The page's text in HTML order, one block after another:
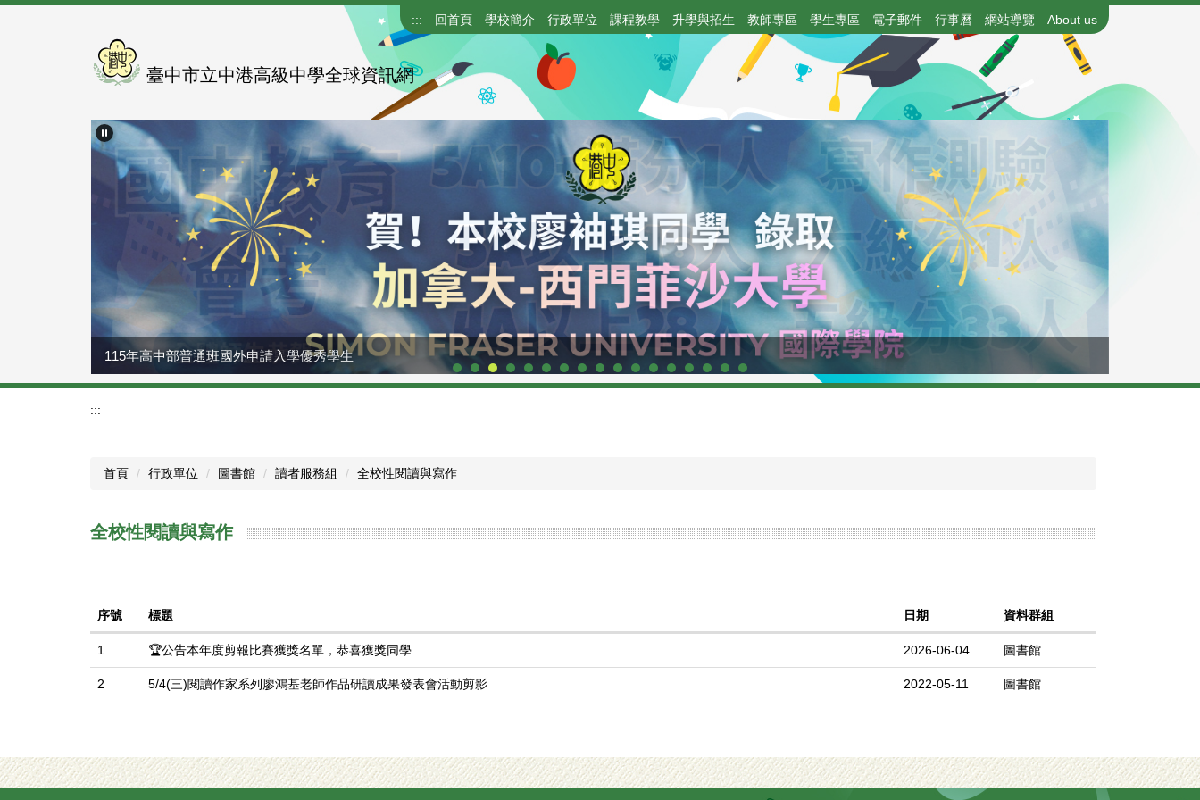
臺中市立中港高級中學全球資訊網
::: 回首頁 學校簡介 行政單位 課程教學 升學與招生 教師專區 學生專區 電子郵件 行事曆 網站導覽 About us
115年高中部普通班國外申請入學優秀學生
:::
首頁 行政單位 圖書館 讀者服務組 全校性閱讀與寫作
全校性閱讀與寫作
序號 標題 日期 資料群組
1 🏆公告本年度剪報比賽獲獎名單，恭喜獲獎同學 2026-06-04 圖書館
2 5/4(三)閱讀作家系列廖鴻基老師作品研讀成果發表會活動剪影 2022-05-11 圖書館